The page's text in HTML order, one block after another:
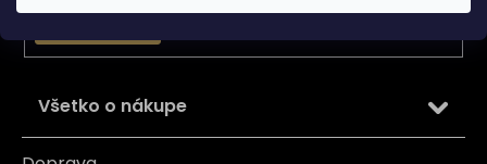
Všetko o nákupe